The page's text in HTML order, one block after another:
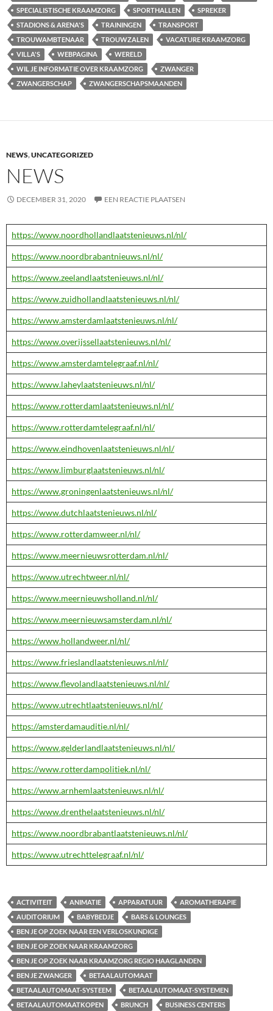
SPECIALISTISCHE KRAAMZORG
SPORTHALLEN
SPREKER
STADIONS & ARENA'S
TRAININGEN
TRANSPORT
TROUWAMBTENAAR
TROUWZALEN
VACATURE KRAAMZORG
VILLA'S
WEBPAGINA
WERELD
WIL JE INFORMATIE OVER KRAAMZORG
ZWANGER
ZWANGERSCHAP
ZWANGERSCHAPSMAANDEN
NEWS,UNCATEGORIZED
NEWS
DECEMBER 31, 2020 EEN REACTIE PLAATSEN
https://www.noordhollandlaatstenieuws.nl/nl/
https://www.noordbrabantnieuws.nl/nl/
https://www.zeelandlaatstenieuws.nl/nl/
https://www.zuidhollandlaatstenieuws.nl/nl/
https://www.amsterdamlaatstenieuws.nl/nl/
https://www.overijssellaatstenieuws.nl/nl/
https://www.amsterdamtelegraaf.nl/nl/
https://www.laheylaatstenieuws.nl/nl/
https://www.rotterdamlaatstenieuws.nl/nl/
https://www.rotterdamtelegraaf.nl/nl/
https://www.eindhovenlaatstenieuws.nl/nl/
https://www.limburglaatstenieuws.nl/nl/
https://www.groningenlaatstenieuws.nl/nl/
https://www.dutchlaatstenieuws.nl/nl/
https://www.rotterdamweer.nl/nl/
https://www.meernieuwsrotterdam.nl/nl/
https://www.utrechtweer.nl/nl/
https://www.meernieuwsholland.nl/nl/
https://www.meernieuwsamsterdam.nl/nl/
https://www.hollandweer.nl/nl/
https://www.frieslandlaatstenieuws.nl/nl/
https://www.flevolandlaatstenieuws.nl/nl/
https://www.utrechtlaatstenieuws.nl/nl/
https://amsterdamauditie.nl/nl/
https://www.gelderlandlaatstenieuws.nl/nl/
https://www.rotterdampolitiek.nl/nl/
https://www.arnhemlaatstenieuws.nl/nl/
https://www.drenthelaatstenieuws.nl/nl/
https://www.noordbrabantlaatstenieuws.nl/nl/
https://www.utrechttelegraaf.nl/nl/
ACTIVITEIT ANIMATIE APPARATUUR
AROMATHERAPIE
AUDITORIUM
BABYBEDJE
BARS & LOUNGES
BEN JE OP ZOEK NAAR EEN VERLOSKUNDIGE
BEN JE OP ZOEK NAAR KRAAMZORG
BEN JE OP ZOEK NAAR KRAAMZORG REGIO HAAGLANDEN
BEN JE ZWANGER
BETAALAUTOMAAT
BETAALAUTOMAAT-SYSTEEM
BETAALAUTOMAAT-SYSTEMEN
BETAALAUTOMAATKOPEN
BRUNCH BUSINESS CENTERS